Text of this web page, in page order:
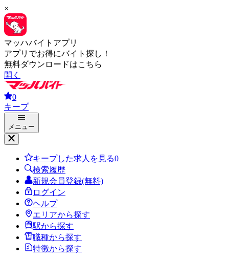
×
マッハバイトアプリ
アプリでお得にバイト探し！
無料ダウンロードはこちら
開く
0
キープ
メニュー
キープした求人を見る0
検索履歴
新規会員登録(無料)
ログイン
ヘルプ
エリアから探す
駅から探す
職種から探す
特徴から探す